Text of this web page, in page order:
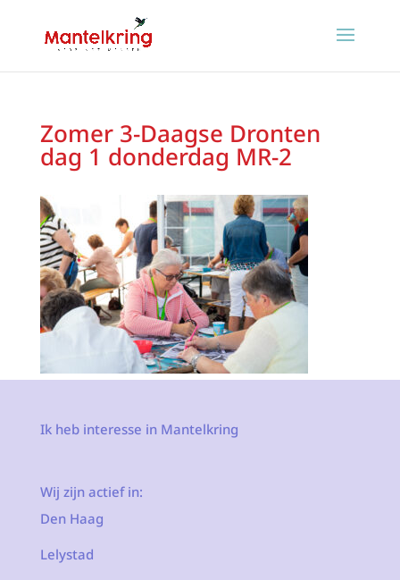
Zomer 3-Daagse Dronten
dag 1 donderdag MR-2
Ik heb interesse in Mantelkring
Wij zijn actief in:
Den Haag
Lelystad